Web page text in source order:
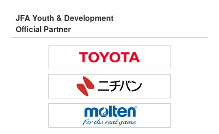
JFA Youth & Development
Official Partner